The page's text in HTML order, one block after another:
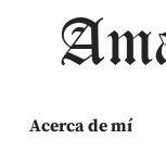
Acerca de mí